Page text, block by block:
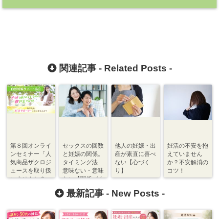
関連記事 - Related Posts -
第８回オンライ
ンセミナー「人
気商品ザクロジ
ュースを取り扱
いませんか？」
セックスの回数
と妊娠の関係。
タイミング法…
意味ない・意味
ない【関係づく
他人の妊娠・出
産が素直に喜べ
ない【心づく
り】
妊活の不安を抱
えていません
か？不安解消の
コツ！
最新記事 - New Posts -